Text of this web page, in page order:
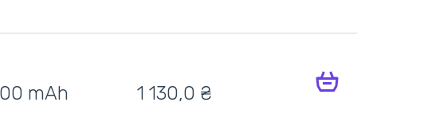
mAh 1 130,0 ₴